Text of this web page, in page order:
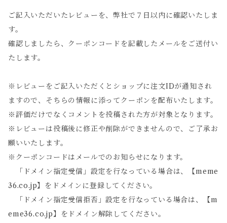
ご記入いただいたレビューを、弊社で７日以内に確認いたしま
す。
確認しましたら、クーポンコードを記載したメールをご送付い
たします。
※レビューをご記入いただくとショップに注文IDが通知され
ますので、そちらの情報に添ってクーポンを配布いたします。
※評価だけでなくコメントを投稿された方が対象となります。
※レビューは投稿後に修正や削除ができませんので、ご了承お
願いいたします。
※クーポンコードはメールでのお知らせになります。
「ドメイン指定受信」設定を行なっている場合は、【meme
36.co.jp】をドメインに登録してください。
「ドメイン指定受信拒否」設定を行なっている場合は、【m
eme36.co.jp】をドメイン解除してください。